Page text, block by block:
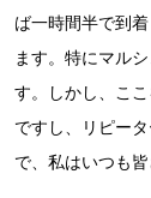
ば一時間半で到
ます。特にマル
す。しかし、こ
ですし、リピー
で、私はいつも